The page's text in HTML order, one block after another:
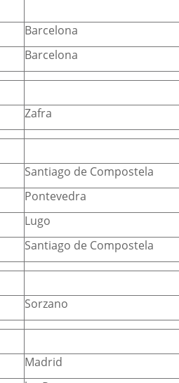
Barcelona
Barcelona
Zafra
Santiago de Compostela
Pontevedra
Lugo
Santiago de Compostela
Sorzano
Madrid